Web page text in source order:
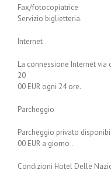
Fax/fotocopiatrice
Servizio biglietteria.
Internet
La connessione Internet
20
00 EUR ogni 24 ore.
Parcheggio
Parcheggio privato
00 EUR a giorno .
Condizioni Hotel Delle